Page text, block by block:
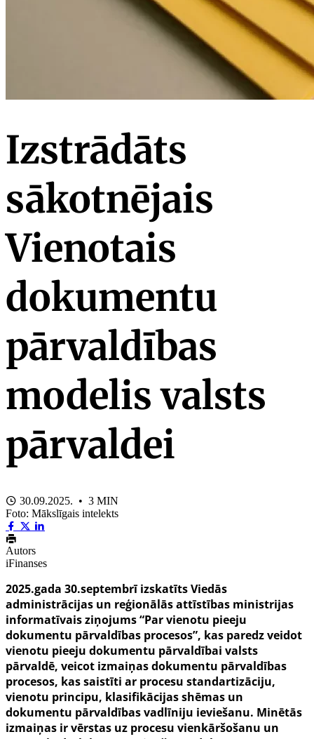
Izstrādāts
sākotnējais
Vienotais
dokumentu
pārvaldības
modelis valsts
pārvaldei
30.09.2025. • 3 MIN
Foto: Mākslīgais intelekts
Autors
iFinanses
2025.gada 30.septembrī izskatītsViedās
administrācijas un reģionālās attīstības ministrijas
informatīvais ziņojums “Par vienotu pieeju
dokumentu pārvaldības procesos”, kas paredz veidot
vienotu pieeju dokumentu pārvaldībai valsts
pārvaldē, veicot izmaiņas dokumentu pārvaldības
procesos, kas saistīti ar procesu standartizāciju,
vienotu principu, klasifikācijas shēmas un
dokumentu pārvaldības vadlīniju ieviešanu. Minētās
izmaiņas ir vērstas uz procesu vienkāršošanu un